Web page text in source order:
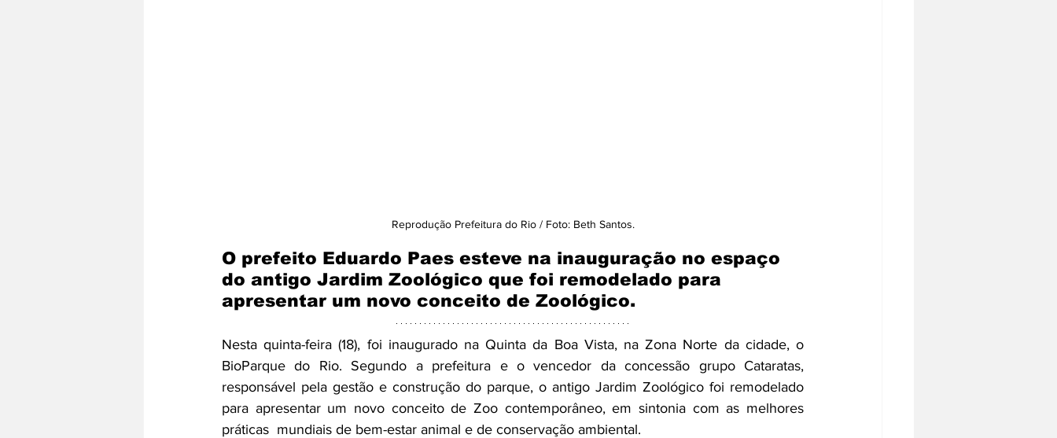
Reprodução Prefeitura do Rio / Foto: Beth Santos.
O prefeito Eduardo Paes esteve na inauguração no espaço
do antigo Jardim Zoológico que foi remodelado para
apresentar um novo conceito de Zoológico.
Nesta quinta-feira (18), foi inaugurado na Quinta da Boa Vista, na Zona Norte da cidade, o
BioParque do Rio. Segundo a prefeitura e o vencedor da concessão grupo Cataratas,
responsável pela gestão e construção do parque, o antigo Jardim Zoológico foi remodelado
para apresentar um novo conceito de Zoo contemporâneo, em sintonia com as melhores
práticas  mundiais de bem-estar animal e de conservação ambiental.